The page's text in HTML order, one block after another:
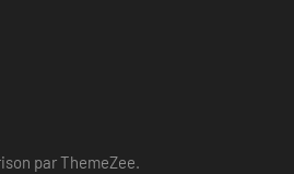
par ThemeZee.